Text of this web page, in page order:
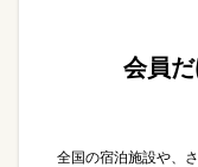
会員
全国の宿泊施設や、